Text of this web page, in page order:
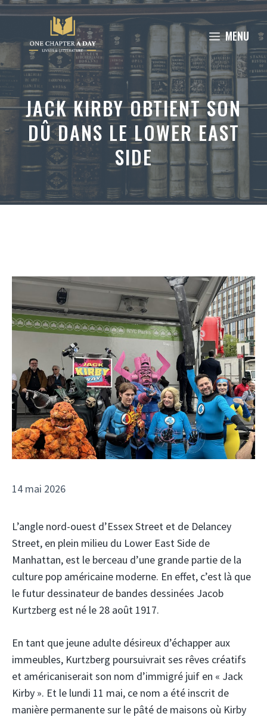
Aller
contenu
MENU
JACK KIRBY OBTIENT SON
DÛ DANS LE LOWER EAST
SIDE
14 mai 2026
L’angle nord-ouest d’Essex Street et de Delancey
Street, en plein milieu du Lower East Side de
Manhattan, est le berceau d’une grande partie de la
culture pop américaine moderne. En effet, c’est là que
le futur dessinateur de bandes dessinées Jacob
Kurtzberg est né le 28 août 1917.
En tant que jeune adulte désireux d’échapper aux
immeubles, Kurtzberg poursuivrait ses rêves créatifs
et américaniserait son nom d’immigré juif en « Jack
Kirby ». Et le lundi 11 mai, ce nom a été inscrit de
manière permanente sur le pâté de maisons où Kirby